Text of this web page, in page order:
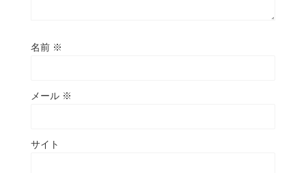
名前 ※
メール ※
サイト